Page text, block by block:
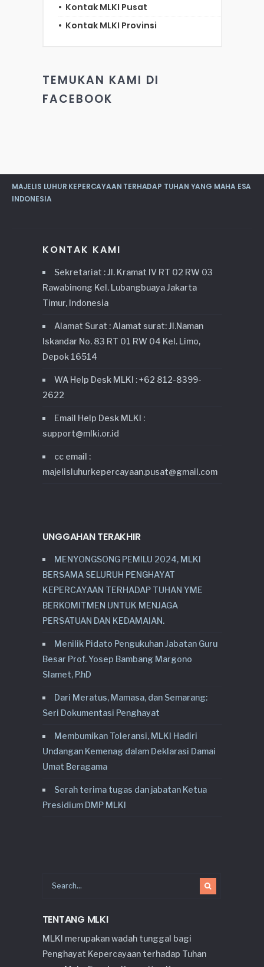
Kontak MLKI Pusat
Kontak MLKI Provinsi
TEMUKAN KAMI DI
FACEBOOK
MAJELIS LUHUR KEPERCAYAAN TERHADAP TUHAN YANG MAHA ESA
INDONESIA
KONTAK KAMI
Sekretariat : Jl. Kramat IV RT 02 RW 03
Rawabinong Kel. Lubangbuaya Jakarta
Timur, Indonesia
Alamat Surat : Alamat surat: Jl.Naman
Iskandar No. 83 RT 01 RW 04 Kel. Limo,
Depok 16514
WA Help Desk MLKI : +62 812-8399-
2622
Email Help Desk MLKI :
support@mlki.or.id
cc email :
majelisluhurkepercayaan.pusat@gmail.com
UNGGAHAN TERAKHIR
MENYONGSONG PEMILU 2024, MLKI
BERSAMA SELURUH PENGHAYAT
KEPERCAYAAN TERHADAP TUHAN YME
BERKOMITMEN UNTUK MENJAGA
PERSATUAN DAN KEDAMAIAN.
Menilik Pidato Pengukuhan Jabatan Guru
Besar Prof. Yosep Bambang Margono
Slamet, P.hD
Dari Meratus, Mamasa, dan Semarang:
Seri Dokumentasi Penghayat
Membumikan Toleransi, MLKI Hadiri
Undangan Kemenag dalam Deklarasi Damai
Umat Beragama
Serah terima tugas dan jabatan Ketua
Presidium DMP MLKI
TENTANG MLKI
MLKI merupakan wadah tunggal bagi
Penghayat Kepercayaan terhadap Tuhan